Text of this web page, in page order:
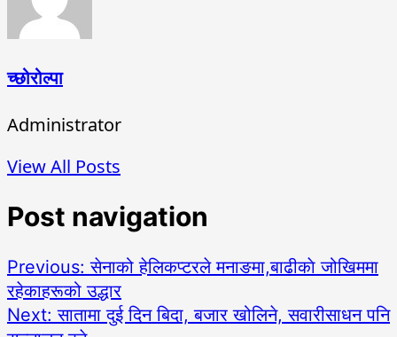
च्छोरोल्पा
Administrator
View All Posts
Post navigation
Previous:सेनाको हेलिकप्टरले मनाङमा,बाढीकाे जोखिममा
रहेकाहरूको उद्धार
Next:सातामा दुई दिन बिदा, बजार खोलिने, सवारीसाधन पनि